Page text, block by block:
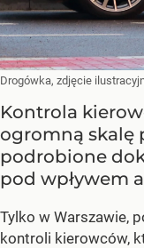
Drogówka, zdjęcie
Kontrola
ogromną skalę
podrobione
pod wpływem
Tylko w Warszawie,
kontroli kierowców,